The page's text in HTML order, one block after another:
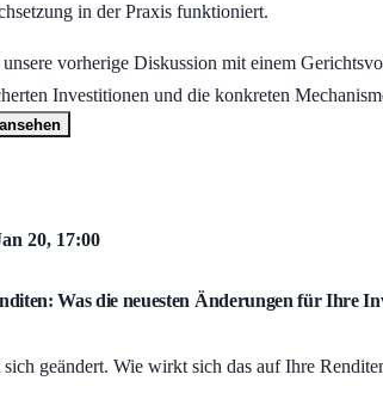
in der Praxis funktioniert.
vorherige Diskussion mit einem
Investitionen und die konkreten
20, 17:00
Was die neuesten Änderungen für Ihre
sich geändert. Wie wirkt sich das auf Ihre